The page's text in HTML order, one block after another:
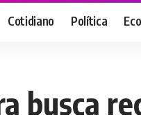
Cotidiano Política
busca